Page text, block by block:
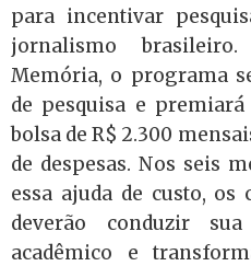
para incentivar
jornalismo
Memória, o programa
de pesquisa e
bolsa de R$ 2.300
de despesas. Nos seis
essa ajuda de custo, os
deverão conduzir
acadêmico e